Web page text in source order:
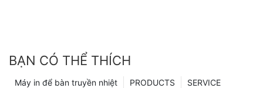
BẠN CÓ THỂ THÍCH
SERVICE
PRODUCTS
Máy in để bàn truyền nhiệt